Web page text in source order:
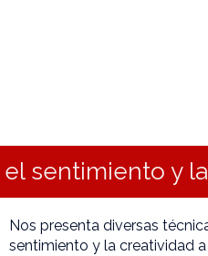
sentimiento y
Nos presenta diversas
sentimiento y la creatividad